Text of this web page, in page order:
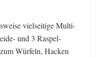
vielseitige Multi-
und 3 Raspel-
Würfeln, Hacken